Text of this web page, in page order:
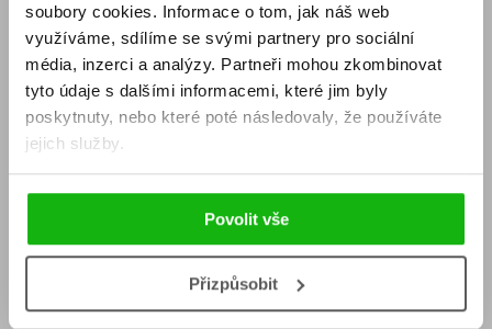
soubory cookies. Informace o tom, jak náš web
využíváme, sdílíme se svými partnery pro sociální
média, inzerci a analýzy. Partneři mohou zkombinovat
tyto údaje s dalšími informacemi, které jim byly
poskytnuty, nebo které poté následovaly, že používáte
jejich služby.
Povolit vše
Přizpůsobit
E-SHOP
Aktuality
Naši autoři
Obchodní podmínky
Jak nakoupit
Knižní novinky
Dárkové poukazy
Affiliate program
KONTAKTY
Sídlo společnosti
Kontakty Albatros Media